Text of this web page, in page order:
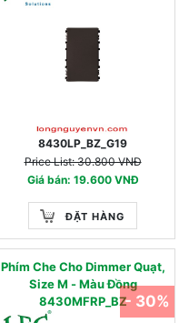
8430LP_BZ_G19
Price List: 30.800 VNĐ
Giá bán: 19.600 VNĐ
ĐẶT HÀNG
Phím Che Cho Dimmer Quạt,
Size M - Màu Đồng
8430MFRP_BZ- 30%